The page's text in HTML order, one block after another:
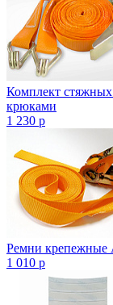
Комплект
крюками
1 230 p
Ремни крепежные
1 010 p